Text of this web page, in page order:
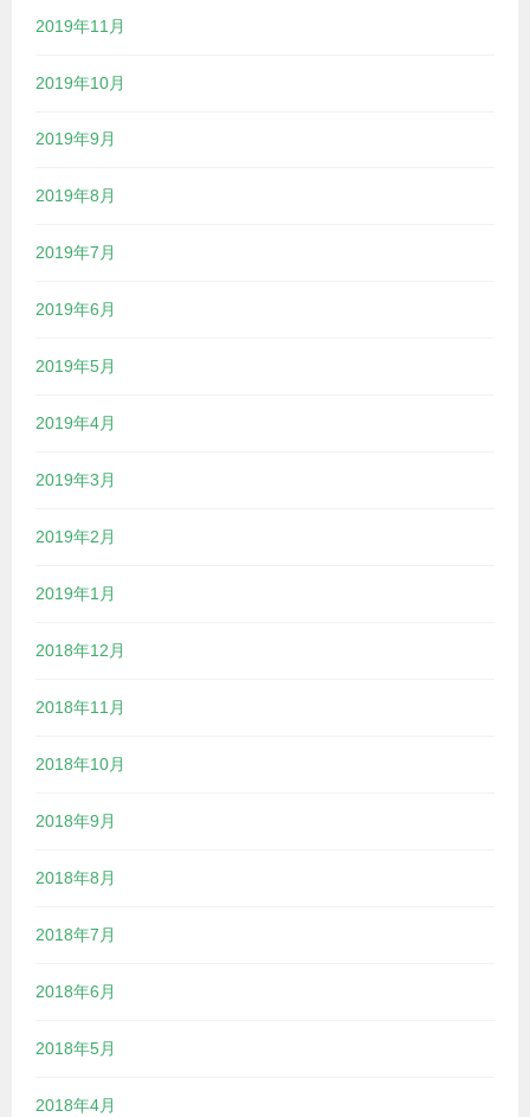
2019年11月
2019年10月
2019年9月
2019年8月
2019年7月
2019年6月
2019年5月
2019年4月
2019年3月
2019年2月
2019年1月
2018年12月
2018年11月
2018年10月
2018年9月
2018年8月
2018年7月
2018年6月
2018年5月
2018年4月